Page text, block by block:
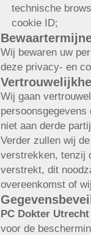
technische
cookie ID;
Wij bewaren uw
deze privacy- en
Wij gaan
niet aan derde
Verder zullen wij
verstrekken, tenzij
verstrekt, dit
overeenkomst of
PC Dokter Utrecht
voor de